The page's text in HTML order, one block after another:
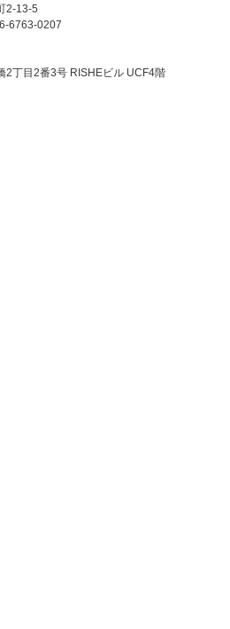
2-13-5
6763-0207
丁目2番3号 RISHEビル UCF4階